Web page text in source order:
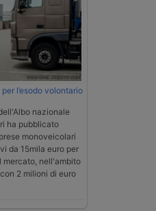
l’esodo volontario
nazionale
ha pubblicato
monoveicolari
da 15mila euro per
mercato, nell'ambito
2 milioni di euro